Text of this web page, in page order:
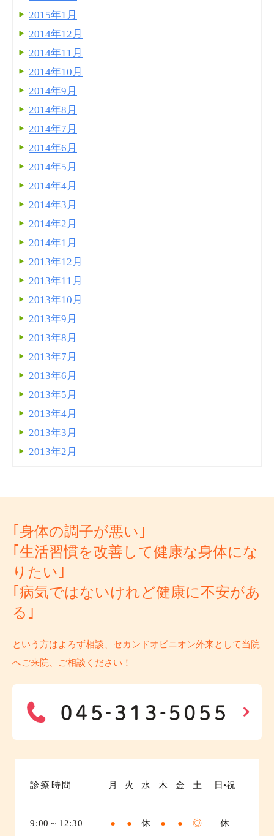
2015年1月
2014年12月
2014年11月
2014年10月
2014年9月
2014年8月
2014年7月
2014年6月
2014年5月
2014年4月
2014年3月
2014年2月
2014年1月
2013年12月
2013年11月
2013年10月
2013年9月
2013年8月
2013年7月
2013年6月
2013年5月
2013年4月
2013年3月
2013年2月
｢身体の調子が悪い｣
｢生活習慣を改善して健康な身体にな
りたい｣
｢病気ではないけれど健康に不安があ
る｣
という方はよろず相談、セカンドオピニオン外来として当院
へご来院、ご相談ください！
診療時間 月 火 水 木 金 土 日•祝
9:00～12:30 ● ● 休 ● ● ◎
休